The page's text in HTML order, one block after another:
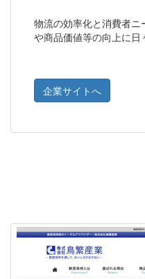
物流の効率化と消費者
や商品価値等の向上に日
企業サイトへ